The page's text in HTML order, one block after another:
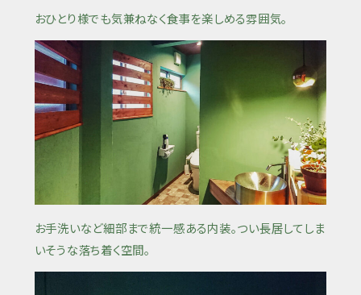
おひとり様でも気兼ねなく食事を楽しめる雰囲気。
お手洗いなど細部まで統一感ある内装。つい長居してしま
いそうな落ち着く空間。